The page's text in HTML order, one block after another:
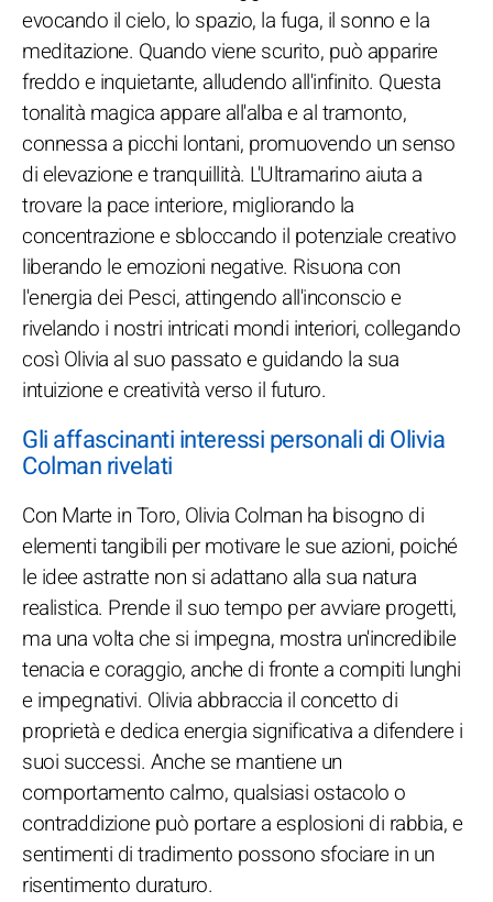
evocando il cielo, lo spazio, la fuga, il sonno e la
meditazione. Quando viene scurito, può apparire
freddo e inquietante, alludendo all'infinito. Questa
tonalità magica appare all'alba e al tramonto,
connessa a picchi lontani, promuovendo un senso
di elevazione e tranquillità. L'Ultramarino aiuta a
trovare la pace interiore, migliorando la
concentrazione e sbloccando il potenziale creativo
liberando le emozioni negative. Risuona con
l'energia dei Pesci, attingendo all'inconscio e
rivelando i nostri intricati mondi interiori, collegando
così Olivia al suo passato e guidando la sua
intuizione e creatività verso il futuro.
Gli affascinanti interessi personali di Olivia
Colman rivelati
Con Marte in Toro, Olivia Colman ha bisogno di
elementi tangibili per motivare le sue azioni, poiché
le idee astratte non si adattano alla sua natura
realistica. Prende il suo tempo per avviare progetti,
ma una volta che si impegna, mostra un'incredibile
tenacia e coraggio, anche di fronte a compiti lunghi
e impegnativi. Olivia abbraccia il concetto di
proprietà e dedica energia significativa a difendere i
suoi successi. Anche se mantiene un
comportamento calmo, qualsiasi ostacolo o
contraddizione può portare a esplosioni di rabbia, e
sentimenti di tradimento possono sfociare in un
risentimento duraturo.